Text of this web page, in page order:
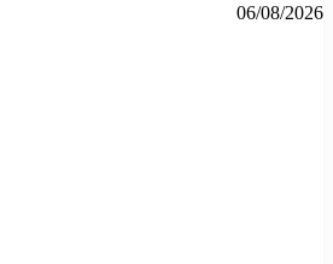
06/08/2026